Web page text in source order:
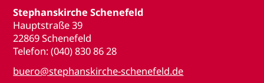
Stephanskirche Schenefeld
Hauptstraße 39
22869 Schenefeld
Telefon: (040) 830 86 28
buero@stephanskirche-schenefeld.de